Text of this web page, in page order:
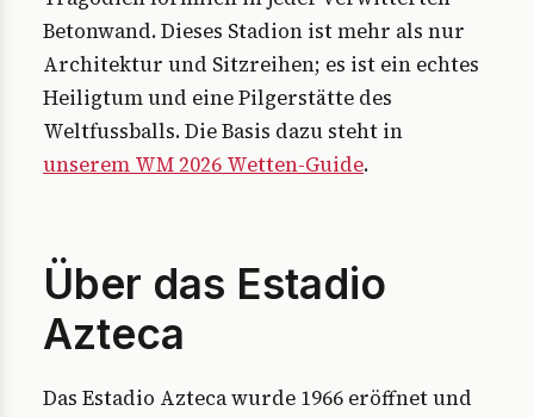
Betonwand. Dieses Stadion ist mehr als nur
Architektur und Sitzreihen; es ist ein echtes
Heiligtum und eine Pilgerstätte des
Weltfussballs. Die Basis dazu steht in
unserem WM 2026 Wetten-Guide.
Über das Estadio
Azteca
Das Estadio Azteca wurde 1966 eröffnet und